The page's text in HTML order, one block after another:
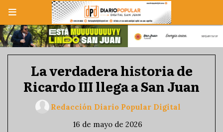
La verdadera historia de
Ricardo III llega a San Juan
16 de mayo de 2026
Redacción Diario Popular Digital